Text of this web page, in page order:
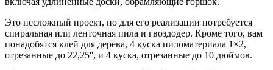
Это несложный проект, но для его реализации потребуется
спиральная или ленточная пила и гвоздодер. Кроме того, вам
понадобятся клей для дерева, 4 куска пиломатериала 1×2,
отрезанные до 22,25'', и 4 куска, отрезанные до 10 дюймов.